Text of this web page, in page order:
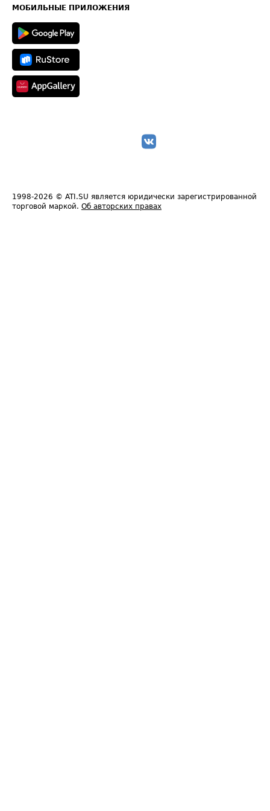
Техническая информация
МОБИЛЬНЫЕ ПРИЛОЖЕНИЯ
1998-2026 © ATI.SU является юридически зарегистрированной
торговой маркой. Об авторских правах